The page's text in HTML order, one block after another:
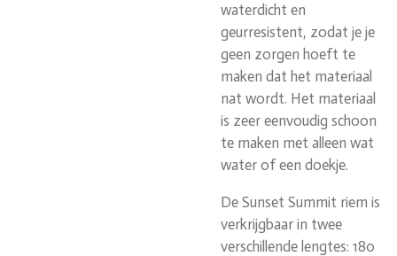
waterdicht en
geurresistent, zodat je je
geen zorgen hoeft te
maken dat het materiaal
nat wordt. Het materiaal
is zeer eenvoudig schoon
te maken met alleen wat
water of een doekje.
De Sunset Summit riem is
verkrijgbaar in twee
verschillende lengtes: 180